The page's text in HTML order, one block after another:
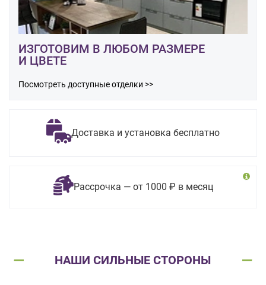
ИЗГОТОВИМ В ЛЮБОМ РАЗМЕРЕ
И ЦВЕТЕ
Посмотреть доступные отделки >>
Доставка и установка бесплатно
Рассрочка — от 1000 ₽ в месяц
НАШИ СИЛЬНЫЕ СТОРОНЫ